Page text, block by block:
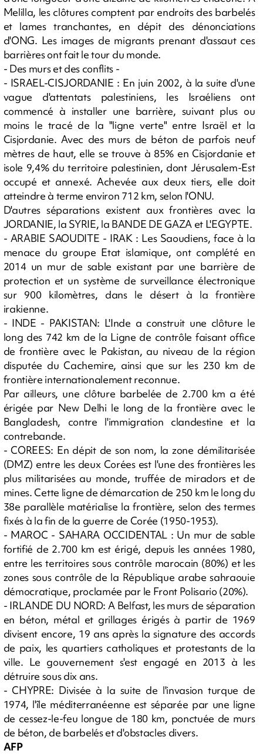
Melilla, les clôtures comptent par endroits des barbelés
et lames tranchantes, en dépit des dénonciations
d'ONG. Les images de migrants prenant d'assaut ces
barrières ont fait le tour du monde.
- Des murs et des conflits -
- ISRAEL-CISJORDANIE : En juin 2002, à la suite d'une
vague d'attentats palestiniens, les Israéliens ont
commencé à installer une barrière, suivant plus ou
moins le tracé de la "ligne verte" entre Israël et la
Cisjordanie. Avec des murs de béton de parfois neuf
mètres de haut, elle se trouve à 85% en Cisjordanie et
isole 9,4% du territoire palestinien, dont Jérusalem-Est
occupé et annexé. Achevée aux deux tiers, elle doit
atteindre à terme environ 712 km, selon l'ONU.
D'autres séparations existent aux frontières avec la
JORDANIE, la SYRIE, la BANDE DE GAZA et L'EGYPTE.
- ARABIE SAOUDITE - IRAK : Les Saoudiens, face à la
menace du groupe Etat islamique, ont complété en
2014 un mur de sable existant par une barrière de
protection et un système de surveillance électronique
sur 900 kilomètres, dans le désert à la frontière
irakienne.
- INDE - PAKISTAN: L'Inde a construit une clôture le
long des 742 km de la Ligne de contrôle faisant office
de frontière avec le Pakistan, au niveau de la région
disputée du Cachemire, ainsi que sur les 230 km de
frontière internationalement reconnue.
Par ailleurs, une clôture barbelée de 2.700 km a été
érigée par New Delhi le long de la frontière avec le
Bangladesh, contre l'immigration clandestine et la
contrebande.
- COREES: En dépit de son nom, la zone démilitarisée
(DMZ) entre les deux Corées est l'une des frontières les
plus militarisées au monde, truffée de miradors et de
mines. Cette ligne de démarcation de 250 km le long du
38e parallèle matérialise la frontière, selon des termes
fixés à la fin de la guerre de Corée (1950-1953).
- MAROC - SAHARA OCCIDENTAL : Un mur de sable
fortifié de 2.700 km est érigé, depuis les années 1980,
entre les territoires sous contrôle marocain (80%) et les
zones sous contrôle de la République arabe sahraouie
démocratique, proclamée par le Front Polisario (20%).
- IRLANDE DU NORD: A Belfast, les murs de séparation
en béton, métal et grillages érigés à partir de 1969
divisent encore, 19 ans après la signature des accords
de paix, les quartiers catholiques et protestants de la
ville. Le gouvernement s'est engagé en 2013 à les
détruire sous dix ans.
- CHYPRE: Divisée à la suite de l'invasion turque de
1974, l'île méditerranéenne est séparée par une ligne
de cessez-le-feu longue de 180 km, ponctuée de murs
de béton, de barbelés et d'obstacles divers.
AFP